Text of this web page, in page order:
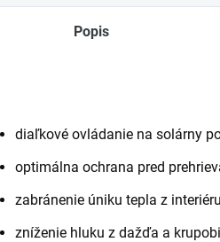
Popis
diaľkové ovládanie na solárny
optimálna ochrana pred
zabránenie úniku tepla z
zníženie hluku z dažďa a